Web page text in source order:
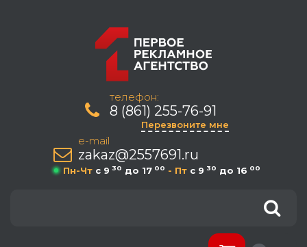
телефон:
8 (861) 255-76-91
Перезвоните мне
e-mail
zakaz@2557691.ru
Пн-Чт c 9 30 до 17 00 - Пт c 9 30 до 16 00